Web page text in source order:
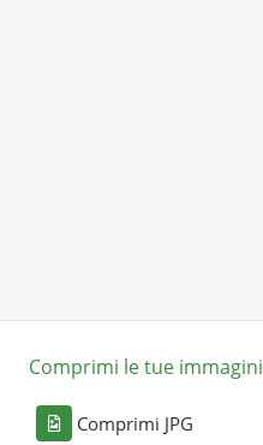
Comprimi le tue immagini
Comprimi JPG